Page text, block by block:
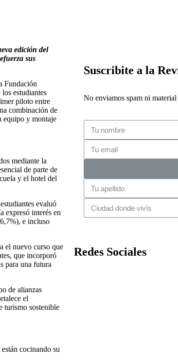
edición del
sus
Fundación
estudiantes
piloto entre
combinación de
equipo y montaje
mediante la
de parte de
y el hotel del
evaluó
expresó interés en
e incluso
el nuevo curso que
que incorporó
para una futura
de alianzas
el
turismo sostenible
cocinando su
Suscribite a la
No enviamos spam ni
Redes Sociales